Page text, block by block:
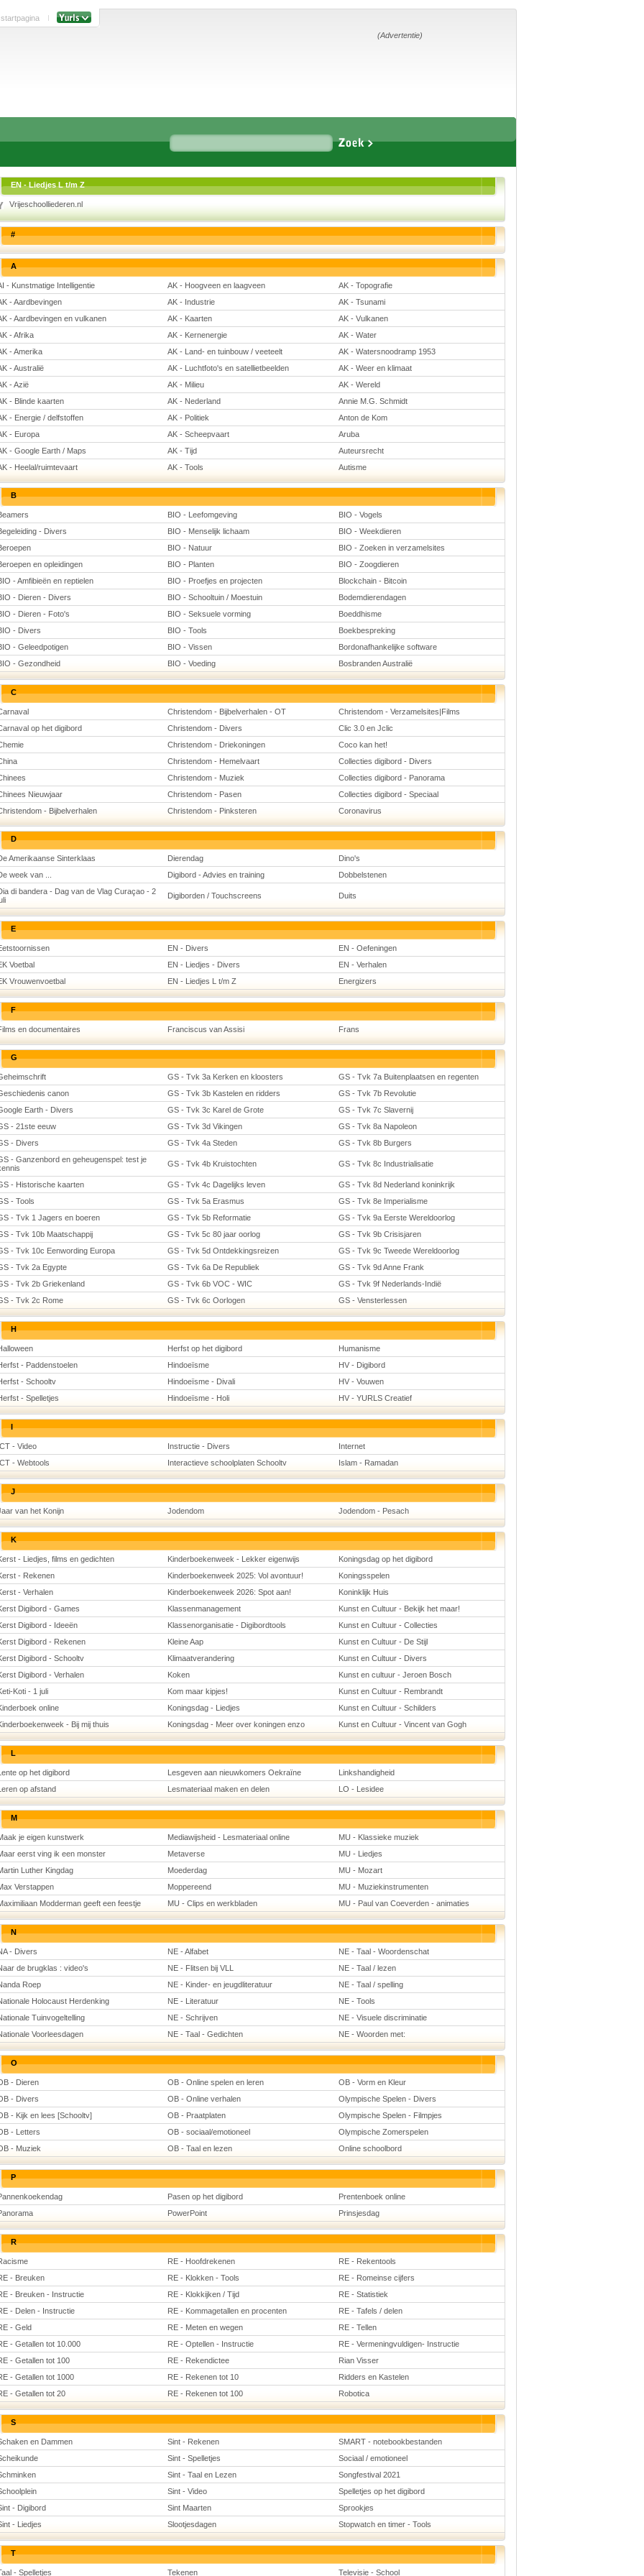
(Advertentie)
EN - Liedjes L t/m Z
Vrijeschoolliederen.nl
#
A
- Kunstmatige Intelligentie AK - Hoogveen en laagveen
AK - Topografie
- Aardbevingen
AK - Industrie
AK - Tsunami
- Aardbevingen en vulkanen
AK - Kaarten
AK - Vulkanen
- Afrika
AK - Kernenergie
AK - Water
- Amerika
AK - Land- en tuinbouw / veeteelt
AK - Watersnoodramp 1953
- Australië
AK - Luchtfoto's en satellietbeelden
AK - Weer en klimaat
- Azië
AK - Milieu
AK - Wereld
- Blinde kaarten
AK - Nederland
Annie M.G. Schmidt
- Energie / delfstoffen
AK - Politiek
Anton de Kom
- Europa
AK - Scheepvaart
Aruba
- Google Earth / Maps
AK - Tijd
Auteursrecht
- Heelal/ruimtevaart
AK - Tools Autisme
B
BIO - Leefomgeving
BIO - Vogels
- Divers
BIO - Menselijk lichaam
BIO - Weekdieren
BIO - Natuur
BIO - Zoeken in verzamelsites
en opleidingen
BIO - Planten
BIO - Zoogdieren
- Amfibieën en reptielen
BIO - Proefjes en projecten
Blockchain - Bitcoin
- Dieren - Divers
BIO - Schooltuin / Moestuin
Bodemdierendagen
- Dieren - Foto's
BIO - Seksuele vorming
Boeddhisme
- Divers
BIO - Tools
Boekbespreking
- Geleedpotigen
BIO - Vissen
Bordonafhankelijke software
- Gezondheid
BIO - Voeding Bosbranden Australië
C
Christendom - Bijbelverhalen - OT
Christendom - Verzamelsites|Films
op het digibord
Christendom - Divers
Clic 3.0 en Jclic
Christendom - Driekoningen
Coco kan het!
Christendom - Hemelvaart
Collecties digibord - Divers
Christendom - Muziek
Collecties digibord - Panorama
Nieuwjaar
Christendom - Pasen
Collecties digibord - Speciaal
- Bijbelverhalen
Christendom - Pinksteren Coronavirus
D
Amerikaanse Sinterklaas Dierendag
Dino's
week van ...
Digibord - Advies en training
Dobbelstenen
di bandera - Dag van de Vlag Curaçao - 2
Digiborden / Touchscreens Duits
E
EN - Divers
EN - Oefeningen
Voetbal
EN - Liedjes - Divers
EN - Verhalen
Vrouwenvoetbal
EN - Liedjes L t/m Z Energizers
F
en documentaires Franciscus van Assisi Frans
G
GS - Tvk 3a Kerken en kloosters
GS - Tvk 7a Buitenplaatsen en regenten
canon
GS - Tvk 3b Kastelen en ridders
GS - Tvk 7b Revolutie
Earth - Divers
GS - Tvk 3c Karel de Grote
GS - Tvk 7c Slavernij
- 21ste eeuw
GS - Tvk 3d Vikingen
GS - Tvk 8a Napoleon
- Divers
GS - Tvk 4a Steden
GS - Tvk 8b Burgers
- Ganzenbord en geheugenspel: test je
GS - Tvk 4b Kruistochten GS - Tvk 8c Industrialisatie
- Historische kaarten GS - Tvk 4c Dagelijks leven
GS - Tvk 8d Nederland koninkrijk
- Tools
GS - Tvk 5a Erasmus
GS - Tvk 8e Imperialisme
- Tvk 1 Jagers en boeren
GS - Tvk 5b Reformatie
GS - Tvk 9a Eerste Wereldoorlog
- Tvk 10b Maatschappij
GS - Tvk 5c 80 jaar oorlog
GS - Tvk 9b Crisisjaren
- Tvk 10c Eenwording Europa
GS - Tvk 5d Ontdekkingsreizen
GS - Tvk 9c Tweede Wereldoorlog
- Tvk 2a Egypte
GS - Tvk 6a De Republiek
GS - Tvk 9d Anne Frank
- Tvk 2b Griekenland
GS - Tvk 6b VOC - WIC
GS - Tvk 9f Nederlands-Indië
- Tvk 2c Rome
GS - Tvk 6c Oorlogen GS - Vensterlessen
H
Herfst op het digibord
Humanisme
- Paddenstoelen
Hindoeïsme
HV - Digibord
- Schooltv
Hindoeïsme - Divali
HV - Vouwen
- Spelletjes
Hindoeïsme - Holi HV - YURLS Creatief
I
- Video Instructie - Divers
Internet
- Webtools
Interactieve schoolplaten Schooltv Islam - Ramadan
J
van het Konijn Jodendom Jodendom - Pesach
K
- Liedjes, films en gedichten Kinderboekenweek - Lekker eigenwijs
Koningsdag op het digibord
- Rekenen
Kinderboekenweek 2025: Vol avontuur!
Koningsspelen
- Verhalen
Kinderboekenweek 2026: Spot aan!
Koninklijk Huis
Digibord - Games
Klassenmanagement
Kunst en Cultuur - Bekijk het maar!
Digibord - Ideeën
Klassenorganisatie - Digibordtools
Kunst en Cultuur - Collecties
Digibord - Rekenen
Kleine Aap
Kunst en Cultuur - De Stijl
Digibord - Schooltv
Klimaatverandering
Kunst en Cultuur - Divers
Digibord - Verhalen
Koken
Kunst en cultuur - Jeroen Bosch
Koti - 1 juli
Kom maar kipjes!
Kunst en Cultuur - Rembrandt
online
Koningsdag - Liedjes
Kunst en Cultuur - Schilders
- Bij mij thuis
Koningsdag - Meer over koningen enzo Kunst en Cultuur - Vincent van Gogh
L
op het digibord Lesgeven aan nieuwkomers Oekraïne
Linkshandigheid
op afstand
Lesmateriaal maken en delen LO - Lesidee
M
je eigen kunstwerk Mediawijsheid - Lesmateriaal online
MU - Klassieke muziek
eerst ving ik een monster
Metaverse
MU - Liedjes
Luther Kingdag
Moederdag
MU - Mozart
Verstappen
Moppereend
MU - Muziekinstrumenten
Modderman geeft een feestje
MU - Clips en werkbladen MU - Paul van Coeverden - animaties
N
- Divers NE - Alfabet
NE - Taal - Woordenschat
de brugklas : video's
NE - Flitsen bij VLL
NE - Taal / lezen
Roep
NE - Kinder- en jeugdliteratuur
NE - Taal / spelling
Holocaust Herdenking
NE - Literatuur
NE - Tools
Tuinvogeltelling
NE - Schrijven
NE - Visuele discriminatie
Voorleesdagen
NE - Taal - Gedichten NE - Woorden met:
O
- Dieren OB - Online spelen en leren
OB - Vorm en Kleur
- Divers
OB - Online verhalen
Olympische Spelen - Divers
- Kijk en lees [Schooltv]
OB - Praatplaten
Olympische Spelen - Filmpjes
- Letters
OB - sociaal/emotioneel
Olympische Zomerspelen
- Muziek
OB - Taal en lezen Online schoolbord
P
Pasen op het digibord
Prentenboek online
PowerPoint Prinsjesdag
R
RE - Hoofdrekenen
RE - Rekentools
- Breuken
RE - Klokken - Tools
RE - Romeinse cijfers
- Breuken - Instructie
RE - Klokkijken / Tijd
RE - Statistiek
- Delen - Instructie
RE - Kommagetallen en procenten
RE - Tafels / delen
- Geld
RE - Meten en wegen
RE - Tellen
- Getallen tot 10.000
RE - Optellen - Instructie
RE - Vermeningvuldigen- Instructie
- Getallen tot 100
RE - Rekendictee
Rian Visser
- Getallen tot 1000
RE - Rekenen tot 10
Ridders en Kastelen
- Getallen tot 20
RE - Rekenen tot 100 Robotica
S
en Dammen Sint - Rekenen
SMART - notebookbestanden
Sint - Spelletjes
Sociaal / emotioneel
Sint - Taal en Lezen
Songfestival 2021
Sint - Video
Spelletjes op het digibord
- Digibord
Sint Maarten
Sprookjes
- Liedjes
Slootjesdagen Stopwatch en timer - Tools
T
- Spelletjes Tekenen Televisie - School